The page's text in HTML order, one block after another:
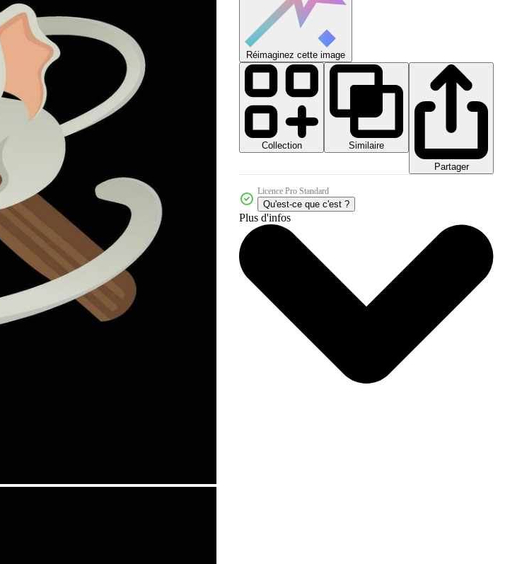
Réimaginez cette image
Collection
Similaire
Partager
Licence Pro Standard
Qu'est-ce que c'est ?
Plus d'infos